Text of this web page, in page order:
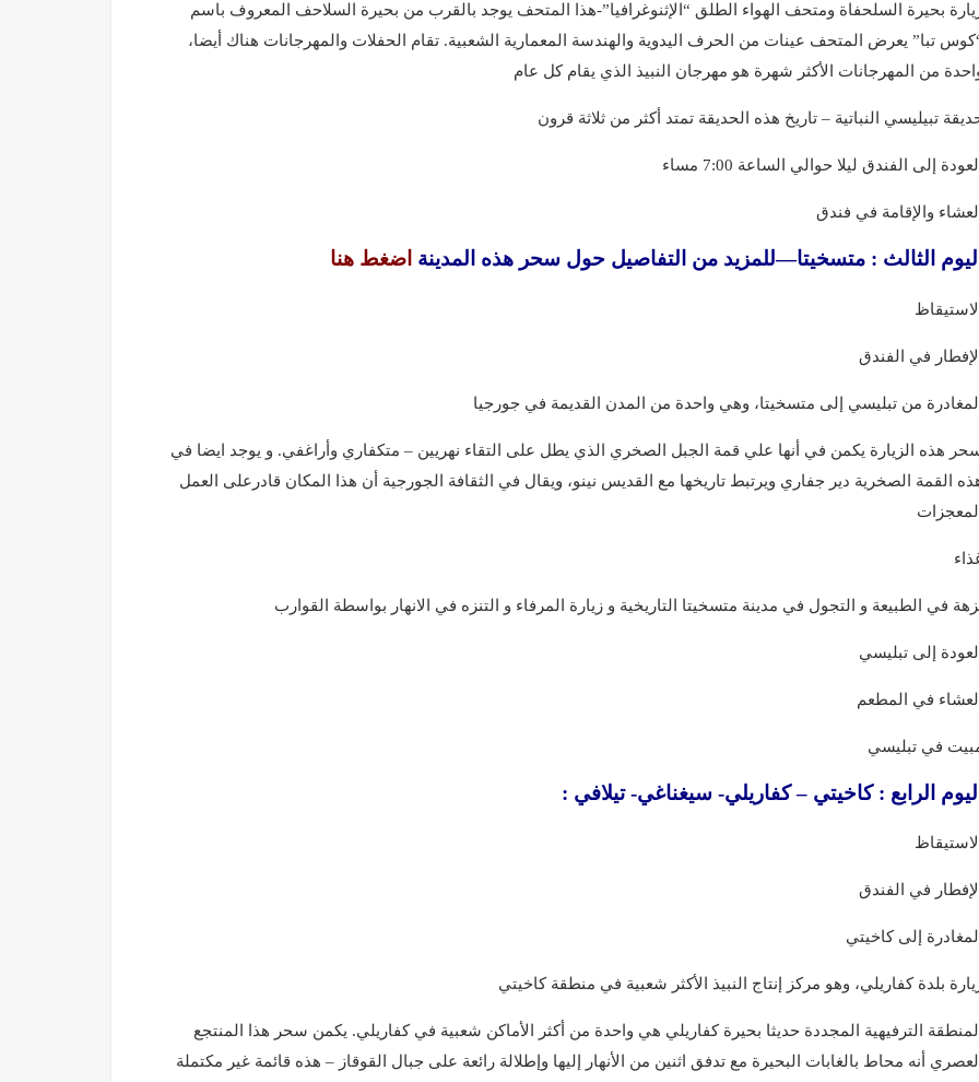
بحيرة السلحفاة ومتحف الهواء الطلق “الإثنوغرافيا”-هذا المتحف يوجد بالقرب من بحيرة السلاحف المعروف باسم
تبا” يعرض المتحف عينات من الحرف اليدوية والهندسة المعمارية الشعبية. تقام الحفلات والمهرجانات هناك أيضا،
من المهرجانات الأكثر شهرة هو مهرجان النبيذ الذي يقام كل عام
تبيليسي النباتية – تاريخ هذه الحديقة تمتد أكثر من ثلاثة قرون
العودة إلى الفندق ليلا حوالي الساعة 7:00 مساء
العشاء والإقامة في فندق
اليوم الثالث : متسخيتا—للمزيد من التفاصيل حول سحر هذه المدينة اضغط هنا
الاستيقاظ
الإفطار في الفندق
المغادرة من تبليسي إلى متسخيتا، وهي واحدة من المدن القديمة في جورجيا
هذه الزيارة يكمن في أنها علي قمة الجبل الصخري الذي يطل على التقاء نهريين – متكفاري وأراغفي. و يوجد ايضا في
القمة الصخرية دير جفاري ويرتبط تاريخها مع القديس نينو، ويقال في الثقافة الجورجية أن هذا المكان قادرعلى العمل
المعجزات
في الطبيعة و التجول في مدينة متسخيتا التاريخية و زيارة المرفاء و التنزه في الانهار بواسطة القوارب
العودة إلى تبليسي
العشاء في المطعم
في تبليسي
: اليوم الرابع : كاخيتي – كفاريلي- سيغناغي- تيلافي
الاستيقاظ
الإفطار في الفندق
المغادرة إلى كاخيتي
بلدة كفاريلي، وهو مركز إنتاج النبيذ الأكثر شعبية في منطقة كاخيتي
المنطقة الترفيهية المجددة حديثا بحيرة كفاريلي هي واحدة من أكثر الأماكن شعبية في كفاريلي. يكمن سحر هذا المنتجع
العصري أنه محاط بالغابات البحيرة مع تدفق اثنين من الأنهار إليها وإطلالة رائعة على جبال القوقاز – هذه قائمة غير مكتملة